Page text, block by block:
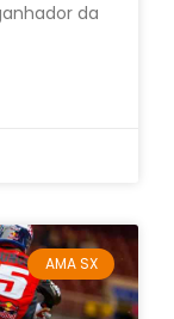
da
AMA SX